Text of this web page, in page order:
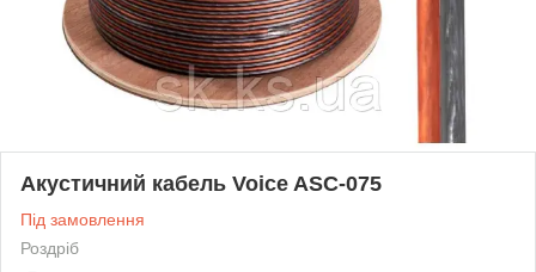
Акустичний кабель Voice ASC-075
Під замовлення
Роздріб